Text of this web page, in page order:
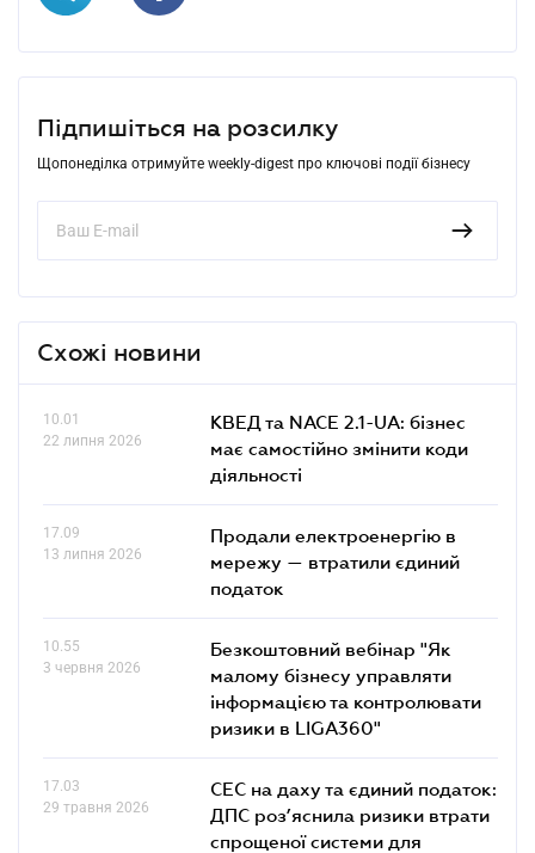
Підпишіться на розсилку
Щопонеділка отримуйте weekly-digest про ключові події бізнесу
Схожі новини
10.01
22 липня 2026
КВЕД та NACE 2.1-UA: бізнес
має самостійно змінити коди
діяльності
17.09
13 липня 2026
Продали електроенергію в
мережу — втратили єдиний
податок
10.55
3 червня 2026
Безкоштовний вебінар "Як
малому бізнесу управляти
інформацією та контролювати
ризики в LIGA360"
17.03
29 травня 2026
СЕС на даху та єдиний податок:
ДПС роз’яснила ризики втрати
спрощеної системи для